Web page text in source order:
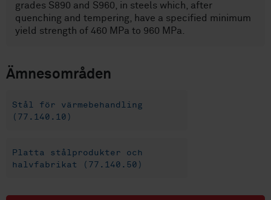
grades S890 and S960, in steels which, after
quenching and tempering, have a specified minimum
yield strength of 460 MPa to 960 MPa.
Ämnesområden
Stål för värmebehandling
(77.140.10)
Platta stålprodukter och
halvfabrikat (77.140.50)